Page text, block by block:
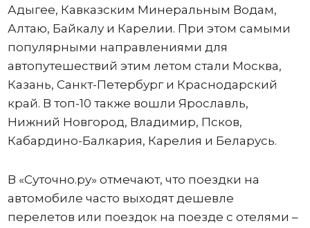
Адыгее, Кавказским Минеральным Водам,
Алтаю, Байкалу и Карелии. При этом самыми
популярными направлениями для
автопутешествий этим летом стали Москва,
Казань, Санкт-Петербург и Краснодарский
край. В топ-10 также вошли Ярославль,
Нижний Новгород, Владимир, Псков,
Кабардино-Балкария, Карелия и Беларусь.
В «Суточно.ру» отмечают, что поездки на
автомобиле часто выходят дешевле
перелетов или поездок на поезде с отелями –